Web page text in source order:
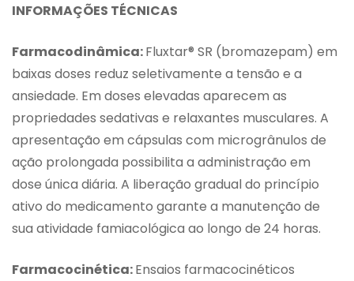
INFORMAÇÕES TÉCNICAS
Farmacodinâmica:Fluxtar® SR (bromazepam) em
baixas doses reduz seletivamente a tensão e a
ansiedade. Em doses elevadas aparecem as
propriedades sedativas e relaxantes musculares. A
apresentação em cápsulas com microgrânulos de
ação prolongada possibilita a administração em
dose única diária. A liberação gradual do princípio
ativo do medicamento garante a manutenção de
sua atividade famiacológica ao longo de 24 horas.
Farmacocinética:Ensaios farmacocinéticos